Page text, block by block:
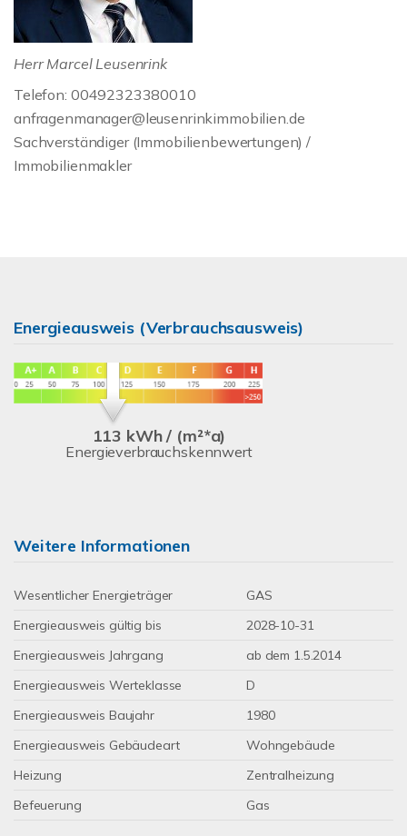
Herr Marcel Leusenrink
Telefon: 00492323380010
anfragenmanager@leusenrinkimmobilien.de
Sachverständiger (Immobilienbewertungen) /
Immobilienmakler
Energieausweis (Verbrauchsausweis)
113 kWh / (m²*a)
Energieverbrauchskennwert
Weitere Informationen
Wesentlicher Energieträger
GAS
Energieausweis gültig bis
2028-10-31
Energieausweis Jahrgang
ab dem 1.5.2014
Energieausweis Werteklasse
D
Energieausweis Baujahr
1980
Energieausweis Gebäudeart
Wohngebäude
Heizung
Zentralheizung
Befeuerung
Gas